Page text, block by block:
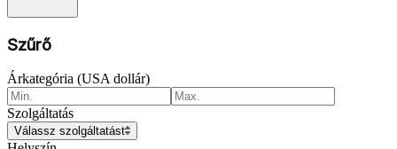
Szűrő
Árkategória (USA dollár)
Szolgáltatás
Válassz szolgáltatást